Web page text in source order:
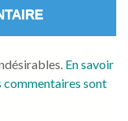
En savoir
commentaires sont